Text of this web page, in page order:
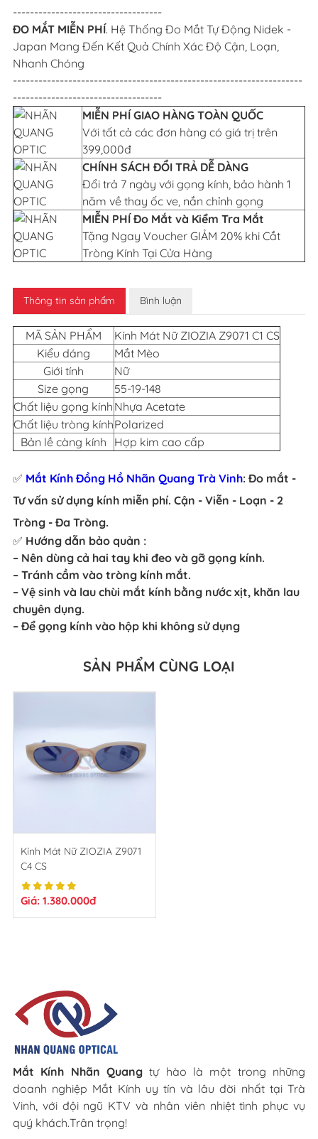
-----------------------------------
ĐO MẮT MIỄN PHÍ. Hệ Thống Đo Mắt Tự Động Nidek -
Japan Mang Đến Kết Quả Chính Xác Độ Cận, Loạn,
Nhanh Chóng
--------------------------------------------------------------------
-----------------------------------
MIỄN PHÍ GIAO HÀNG TOÀN QUỐC
Với tất cả các đơn hàng có giá trị trên
399,000đ
CHÍNH SÁCH ĐỔI TRẢ DỄ DÀNG
Đổi trả 7 ngày với gọng kính, bảo hành 1
năm về thay ốc ve, nắn chỉnh gọng
MIỄN PHÍ Đo Mắt và Kiểm Tra Mắt
Tặng Ngay Voucher GIẢM 20% khi Cắt
Tròng Kính Tại Cửa Hàng
Thông tin sản phẩm Bình luận
MÃ SẢN PHẨM
Kính Mát Nữ ZIOZIA Z9071 C1 CS
Kiểu dáng
Mắt Mèo
Giới tính
Nữ
Size gọng
55-19-148
Chất liệu gọng kính Nhựa Acetate
Chất liệu tròng kínhPolarized
Bản lề càng kính
Hợp kim cao cấp
✅ Mắt Kính Đồng Hồ Nhãn Quang Trà Vinh: Đo mắt -
Tư vấn sử dụng kính miễn phí. Cận - Viễn - Loạn - 2
Tròng - Đa Tròng.
✅ Hướng dẫn bảo quản :
– Nên dùng cả hai tay khi đeo và gỡ gọng kính.
– Tránh cầm vào tròng kính mắt.
– Vệ sinh và lau chùi mắt kính bằng nước xịt, khăn lau
chuyên dụng.
– Để gọng kính vào hộp khi không sử dụng
SẢN PHẨM CÙNG LOẠI
Kính Mát Nữ ZIOZIA Z9071
C4 CS
Giá: 1.380.000đ
Mắt Kính Nhãn Quangtự hào là một trong những
doanh nghiệp Mắt Kính uy tín và lâu đời nhất tại Trà
Vinh, với đội ngũ KTV và nhân viên nhiệt tình phục vụ
quý khách.Trân trọng!